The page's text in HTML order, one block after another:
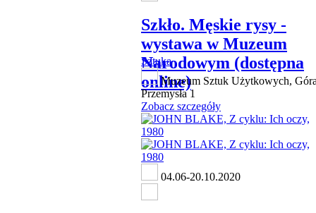
Szkło. Męskie rysy -
wystawa w Muzeum
Narodowym (dostępna
online)
Sztuka
Muzeum Sztuk Użytkowych,
Przemysła 1
Zobacz szczegóły
04.06-20.10.2020